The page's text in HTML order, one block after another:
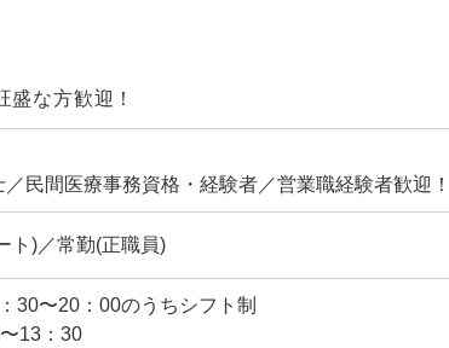
な方歓迎！
民間医療事務資格・経験者／営業職経験者歓迎！
ト)／常勤(正職員)
30〜20：00のうちシフト制
13：30